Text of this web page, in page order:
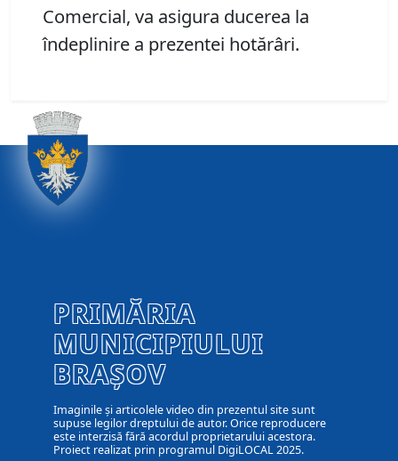
Comercial, va asigura ducerea la
îndeplinire a prezentei hotărâri.
PRIMĂRIA
MUNICIPIULUI
BRAȘOV
Imaginile și articolele video din prezentul site sunt
supuse legilor dreptului de autor. Orice reproducere
este interzisă fără acordul proprietarului acestora.
Proiect realizat prin programul DigiLOCAL 2025.